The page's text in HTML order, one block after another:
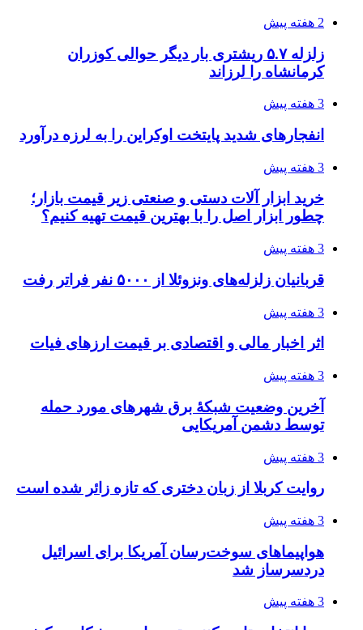
2 هفته پیش
زلزله ۵.۷ ریشتری بار دیگر حوالی کوزران
کرمانشاه را لرزاند
3 هفته پیش
انفجارهای شدید پایتخت اوکراین را به لرزه درآورد
3 هفته پیش
خرید ابزار آلات دستی و صنعتی زیر قیمت بازار؛
چطور ابزار اصل را با بهترین قیمت تهیه کنیم؟
3 هفته پیش
قربانیان زلزله‌های ونزوئلا از ۵۰۰۰ نفر فراتر رفت
3 هفته پیش
اثر اخبار مالی و اقتصادی بر قیمت ارزهای فیات
3 هفته پیش
آخرین وضعیت شبکۀ برق شهرهای مورد حمله
توسط دشمن آمریکایی
3 هفته پیش
روایت کربلا از زبان دختری که تازه زائر شده است
3 هفته پیش
هواپیماهای سوخت‌رسان آمریکا برای اسرائیل
دردسرساز شد
3 هفته پیش